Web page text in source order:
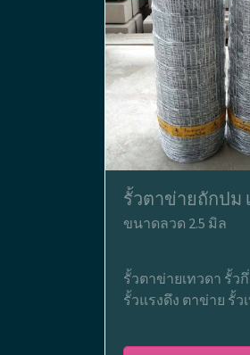
รั้วตาข่ายถักปม
ขนาดลวด 2.5 มิล
รั้วตาข่ายเทวดา รั้ว
รั้วแรงดึง ตาข่าย รั้